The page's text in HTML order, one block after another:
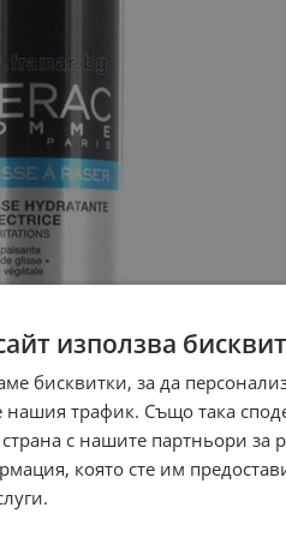
използва
бисквитки, за да
нашия трафик. Също така
с нашите партньори
която сте им